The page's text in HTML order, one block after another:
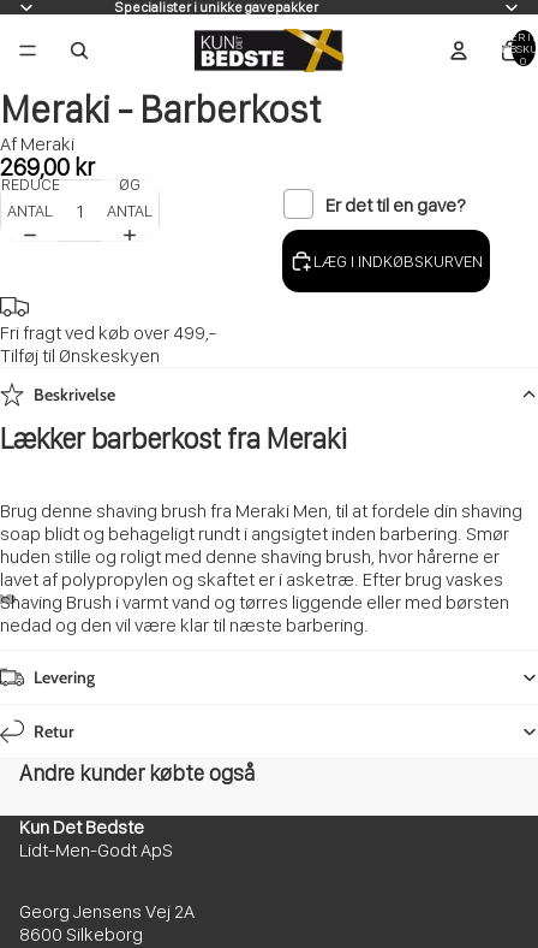
Specialister i unikke gavepakker
VARER I
0
Meraki - Barberkost
Af Meraki
269,00 kr
REDUCER
ANTAL
ØG
ANTAL
Er det til en gave?
LÆG I INDKØBSKURVEN
Fri fragt ved køb over 499,-
Tilføj til Ønskeskyen
Beskrivelse
Lækker barberkost fra Meraki
Brug denne shaving brush fra Meraki Men, til at fordele din shaving
soap blidt og behageligt rundt i angsigtet inden barbering. Smør
huden stille og roligt med denne shaving brush, hvor hårerne er
lavet af polypropylen og skaftet er i asketræ. Efter brug vaskes
Shaving Brush i varmt vand og tørres liggende eller med børsten
nedad og den vil være klar til næste barbering.
Levering
Retur
Andre kunder købte også
Kun Det Bedste
Lidt-Men-Godt ApS
Georg Jensens Vej 2A
8600 Silkeborg